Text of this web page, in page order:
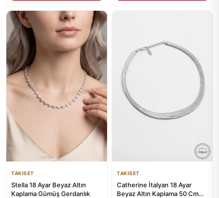
TAKISET
Stella 18 Ayar Beyaz Altın
Kaplama Gümüş Gerdanlık
TAKISET
Catherine İtalyan 18 Ayar
Beyaz Altın Kaplama 50 Cm